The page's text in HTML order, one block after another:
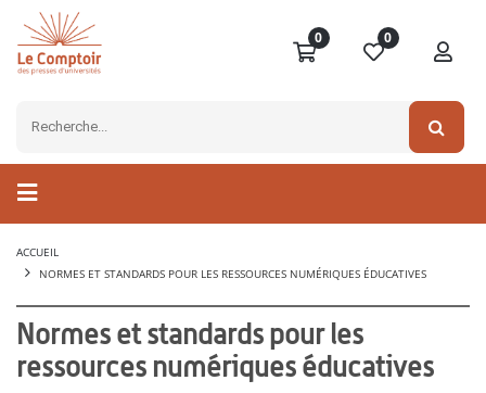
0 0
ACCUEIL
NORMES ET STANDARDS POUR LES RESSOURCES NUMÉRIQUES ÉDUCATIVES
Normes et standards pour les
ressources numériques éducatives